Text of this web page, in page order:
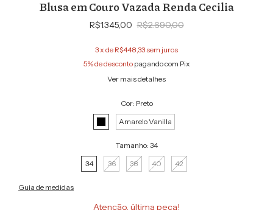
Blusa em Couro Vazada Renda Cecilia
R$1.345,00 R$2.690,00
3 x de R$448,33 sem juros
5% de descontopagando com Pix
Ver mais detalhes
Cor: Preto
Amarelo Vanilla
Tamanho: 34
34
36 38 40 42
Guia de medidas
Atenção, última peça!